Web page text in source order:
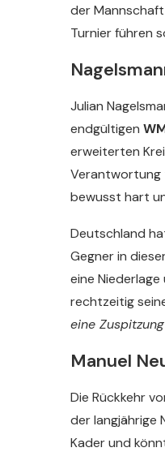
der Mannschaft
Turnier führen
Julian
endgültigen
erweiterten
Verantwortung
bewusst hart
Deutschland
Gegner in
eine
rechtzeitig
eine
Manuel
Die Rückkehr
der langjährige
Kader und